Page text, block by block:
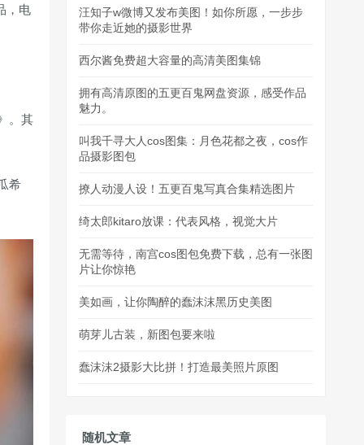
，电
。其
希
汪知子w微博又发布美图！如你所愿，一步步
带你走近她的摄影世界
西尔酱免费超大容量的高清美图集锦
拥有高清原图的五更百鬼网盘资源，感受作品
魅力。
叫我千寻大人cos图集：月色花都之夜，cos作
品摄影图包
撩人动漫人设！五更百鬼写真合集精选图片
绮太郎kitaro放课：代表风格，视觉大片
无需等待，南宫cos图包免费下载，总有一张图
片让你惊艳
美如画，让你陶醉的蠢沫沫黑历史美图
萌芽儿古装，新图包要来啦
蠢沫沫2摄影大比拼！打造最美照片原图
随机文章